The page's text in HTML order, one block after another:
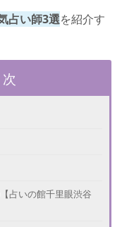
占い師3選を紹介す
占いの館千里眼渋谷